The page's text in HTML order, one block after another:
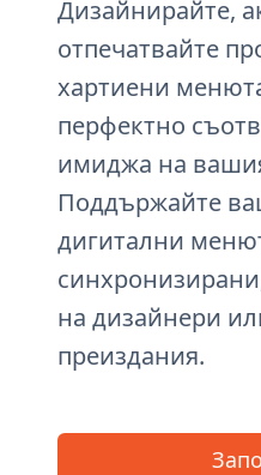
Дизайнирайте,
отпечатвайте
хартиени
перфектно
имиджа на
Поддържайте
дигитални
на дизайнери
преиздания.